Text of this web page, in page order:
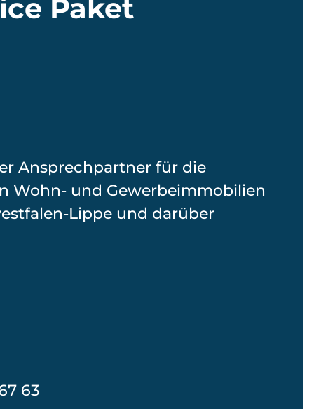
Paket
Ansprechpartner für die
Wohn- und Gewerbeimmobilien
Lippe und darüber
63